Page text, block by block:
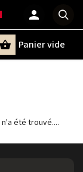
Panier vide
n'a été trouvé....